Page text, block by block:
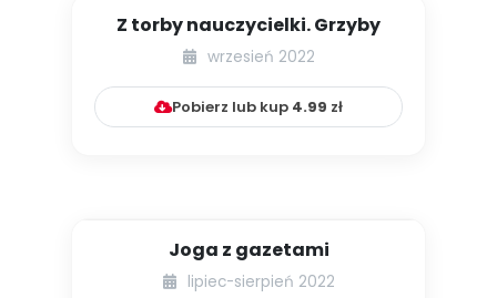
Z torby nauczycielki. Grzyby
wrzesień 2022
Pobierz lub kup 4.99 zł
Joga z gazetami
lipiec-sierpień 2022